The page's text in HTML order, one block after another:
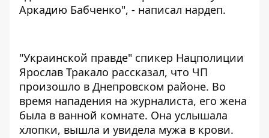
Аркадию Бабченко", - написал нардеп.
"Украинской правде" спикер Нацполиции
Ярослав Тракало рассказал, что ЧП
произошло в Днепровском районе. Во
время нападения на журналиста, его жена
была в ванной комнате. Она услышала
хлопки, вышла и увидела мужа в крови.